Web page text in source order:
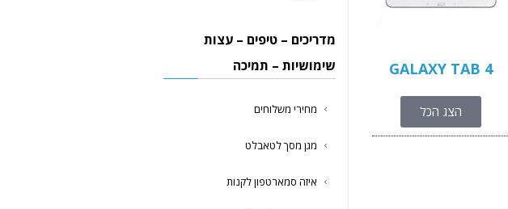
GALAXY TAB 4
הצג הכל
מדריכים – טיפים – עצות
שימושיות – תמיכה
מחירי משלוחים
מגן מסך לטאבלט
איזה סמארטפון לקנות